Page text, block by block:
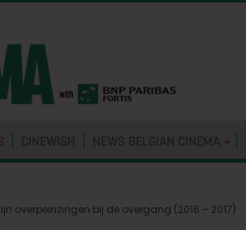
CINEWISH NEWS BELGIAN CINEMA
overpeinzingen bij de overgang (2016 – 2017)